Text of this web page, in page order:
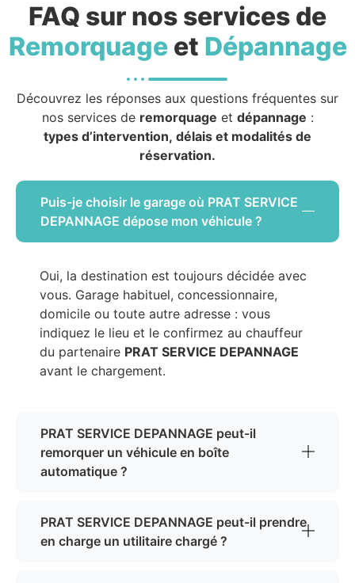
FAQ sur nos services de
Remorquageet Dépannage
Découvrez les réponses aux questions fréquentes sur
nos services de remorquage et dépannage :
types d’intervention, délais et modalités de
réservation.
Puis-je choisir le garage où PRAT SERVICE
DEPANNAGE dépose mon véhicule ?
Oui, la destination est toujours décidée avec
vous. Garage habituel, concessionnaire,
domicile ou toute autre adresse : vous
indiquez le lieu et le confirmez au chauffeur
du partenaire PRAT SERVICE DEPANNAGE
avant le chargement.
PRAT SERVICE DEPANNAGE peut-il
remorquer un véhicule en boîte
automatique ?
PRAT SERVICE DEPANNAGE peut-il prendre
en charge un utilitaire chargé ?